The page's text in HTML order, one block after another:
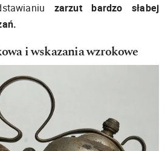
zarzut bardzo słabej
i wskazania wzrokowe